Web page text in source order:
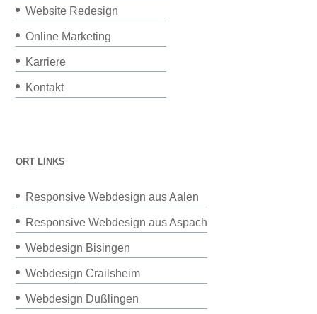
Website Redesign
Online Marketing
Karriere
Kontakt
ORT LINKS
Responsive Webdesign aus Aalen
Responsive Webdesign aus Aspach
Webdesign Bisingen
Webdesign Crailsheim
Webdesign Dußlingen